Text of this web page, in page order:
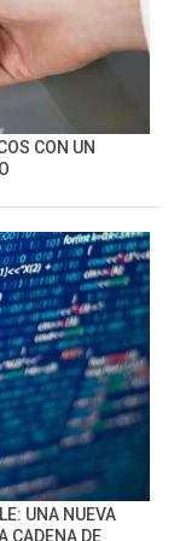
CON UN
UNA NUEVA
CADENA DE